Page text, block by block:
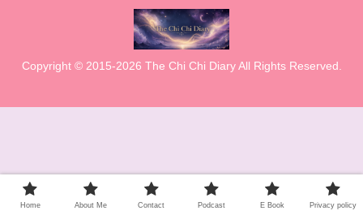
Copyright © 2015-2026 The Chi Chi Diary All Rights Reserved.
Home About Me Contact Podcast E Book Privacy policy